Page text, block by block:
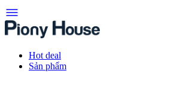
Hot deal
Sản phẩm